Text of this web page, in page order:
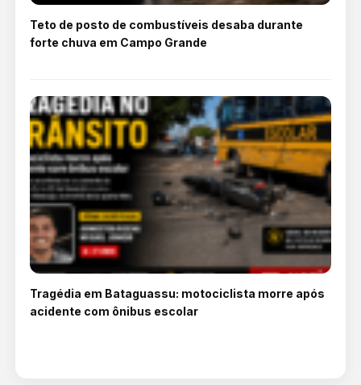
Teto de posto de combustíveis desaba durante
forte chuva em Campo Grande
Tragédia em Bataguassu: motociclista morre após
acidente com ônibus escolar